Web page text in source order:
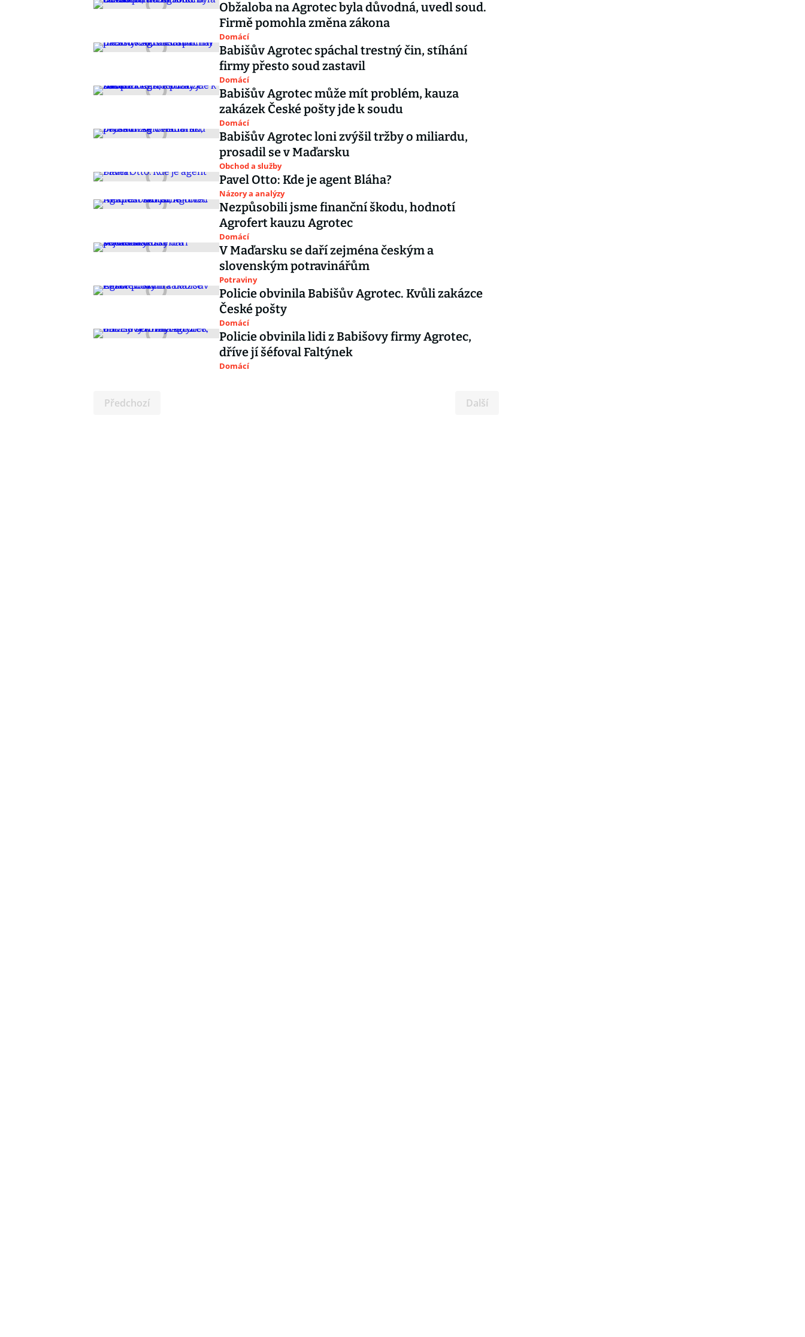
Obžaloba na Agrotec byla důvodná, uvedl soud.
Firmě pomohla změna zákona
Domácí
Babišův Agrotec spáchal trestný čin, stíhání
firmy přesto soud zastavil
Domácí
Babišův Agrotec může mít problém, kauza
zakázek České pošty jde k soudu
Domácí
Babišův Agrotec loni zvýšil tržby o miliardu,
prosadil se v Maďarsku
Obchod a služby
Pavel Otto: Kde je agent Bláha?
Názory a analýzy
Nezpůsobili jsme finanční škodu, hodnotí
Agrofert kauzu Agrotec
Domácí
V Maďarsku se daří zejména českým a
slovenským potravinářům
Potraviny
Policie obvinila Babišův Agrotec. Kvůli zakázce
České pošty
Domácí
Policie obvinila lidi z Babišovy firmy Agrotec,
dříve jí šéfoval Faltýnek
Domácí
Předchozí Další